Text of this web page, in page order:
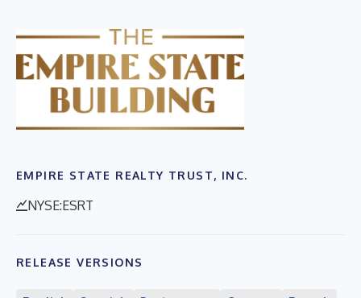
EMPIRE STATE REALTY TRUST, INC.
NYSE:ESRT
RELEASE VERSIONS